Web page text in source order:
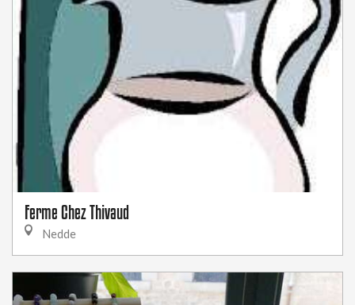
Ferme Chez Thivaud
Nedde